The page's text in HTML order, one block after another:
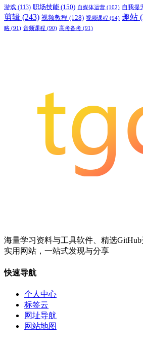
游戏 (113) 职场技能 (150) 自媒体运营 (102) 自我提
剪辑 (243) 视频教程 (128) 视频课程 (94) 趣站
略 (91) 音频课程 (90) 高考备考 (91)
海量学习资料与工具软件、精选
实用网站，一站式发现与分享
快速导航
个人中心
标签云
网址导航
网站地图